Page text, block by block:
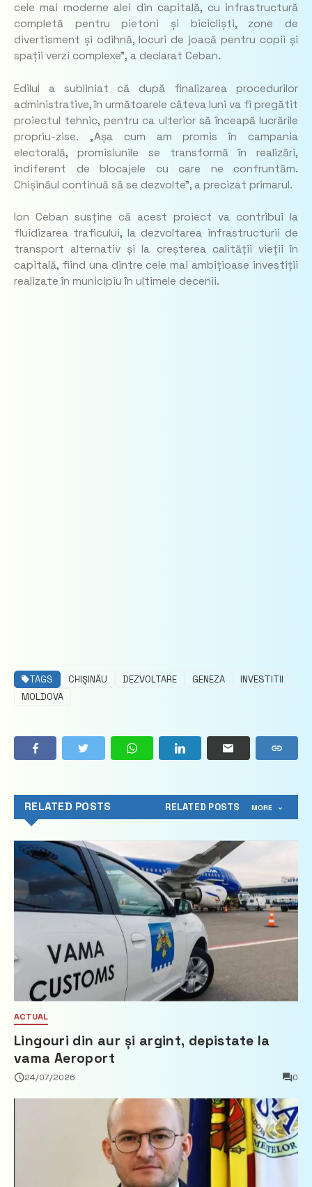
cele mai moderne alei din capitală, cu infrastructură
completă pentru pietoni și bicicliști, zone de
divertisment și odihnă, locuri de joacă pentru copii și
spații verzi complexe”, a declarat Ceban.
Edilul a subliniat că după finalizarea procedurilor
administrative, în următoarele câteva luni va fi pregătit
proiectul tehnic, pentru ca ulterior să înceapă lucrările
propriu-zise. „Așa cum am promis în campania
electorală, promisiunile se transformă în realizări,
indiferent de blocajele cu care ne confruntăm.
Chișinăul continuă să se dezvolte”, a precizat primarul.
Ion Ceban susține că acest proiect va contribui la
fluidizarea traficului, la dezvoltarea infrastructurii de
transport alternativ și la creșterea calității vieții în
capitală, fiind una dintre cele mai ambițioase investiții
realizate în municipiu în ultimele decenii.
TAGS CHIȘINĂU DEZVOLTARE GENEZA
INVESTITII
MOLDOVA
RELATED POSTS RELATED POSTS MORE
ACTUAL
Lingouri din aur și argint, depistate la
vama Aeroport
24/07/2026 0